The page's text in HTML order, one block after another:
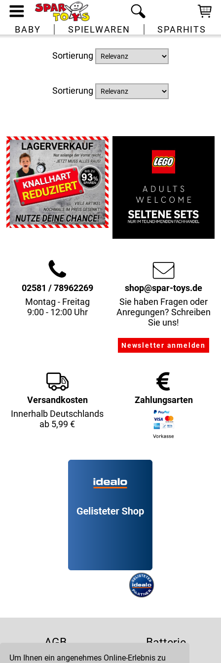
Um Ihnen ein angenehmes Online-Erlebnis zu
BABY SPIELWAREN SPARHITS
Sortierung
Sortierung
02581 / 78962269
Montag - Freitag
9:00 - 12:00 Uhr
shop@spar-toys.de
Sie haben Fragen oder
Anregungen? Schreiben
Sie uns!
Versandkosten
Innerhalb Deutschlands
ab 5,99 €
Zahlungsarten
AGB
Batterie